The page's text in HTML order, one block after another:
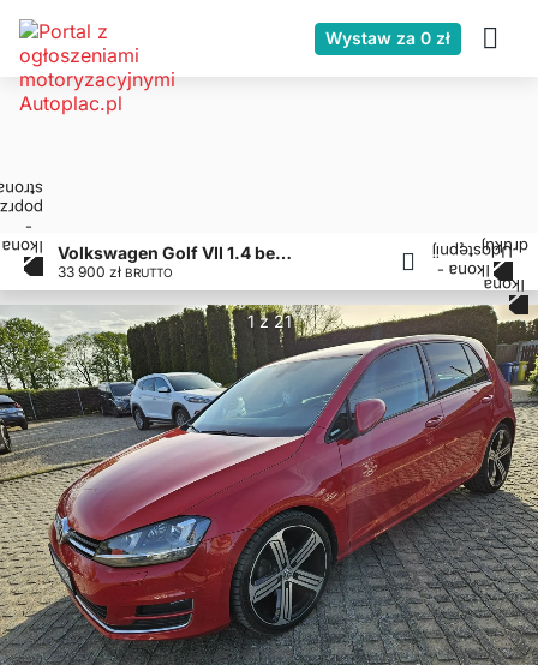
Wystaw za 0 zł
Volkswagen Golf VII 1.4 benzyna 140KM nawigacja DSG kamera
33 900 zł BRUTTO
1 z 21